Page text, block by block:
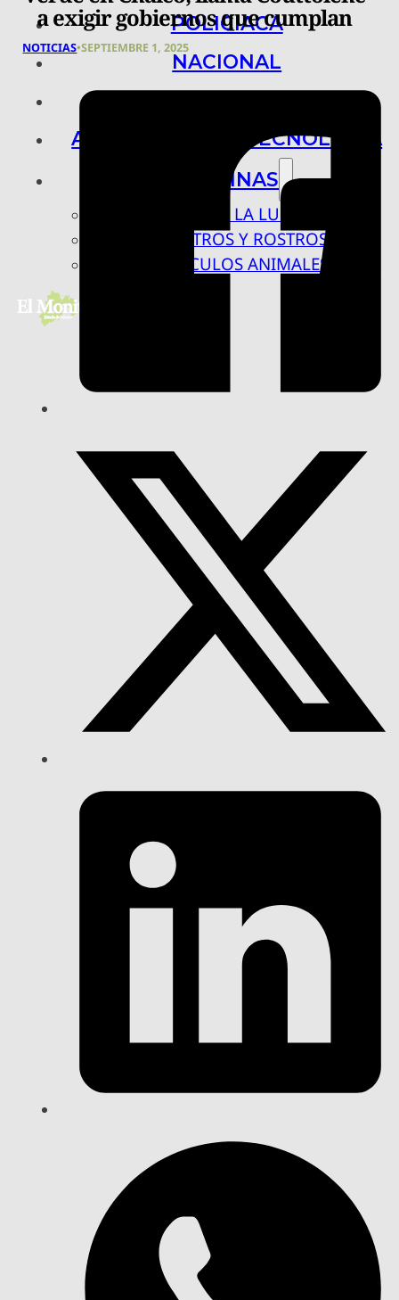
POLICIACA
NACIONAL
ARTE, CIENCIA Y TECNOLOGÍA
COLUMNAS
BAJO LA LUPA
RASTROS Y ROSTROS
VÍNCULOS ANIMALES
a exigir gobiernos que cumplan
NOTICIAS•SEPTIEMBRE 1, 2025